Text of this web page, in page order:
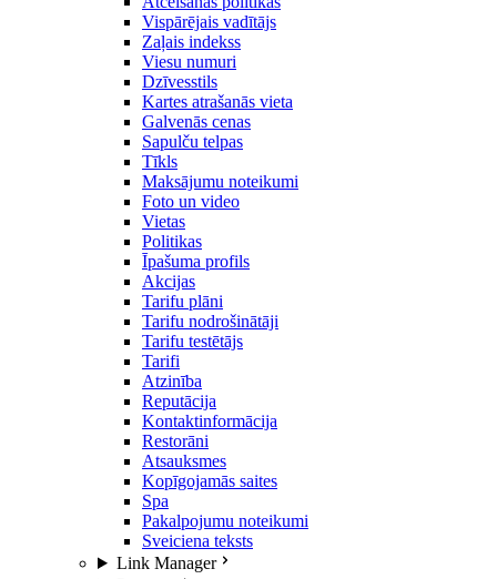
Vispārējais vadītājs
Zaļais indekss
Viesu numuri
Dzīvesstils
Kartes atrašanās vieta
Galvenās cenas
Sapulču telpas
Tīkls
Maksājumu noteikumi
Foto un video
Vietas
Politikas
Īpašuma profils
Akcijas
Tarifu plāni
Tarifu nodrošinātāji
Tarifu testētājs
Tarifi
Atzinība
Reputācija
Kontaktinformācija
Restorāni
Atsauksmes
Kopīgojamās saites
Spa
Pakalpojumu noteikumi
Sveiciena teksts
Link Manager